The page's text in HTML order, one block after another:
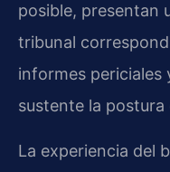
posible, presentan
tribunal
informes periciales
sustente la postura
La experiencia del